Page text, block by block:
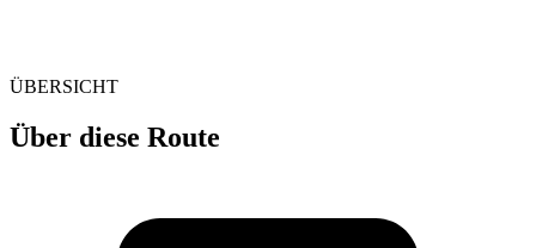
ÜBERSICHT
Über diese Route